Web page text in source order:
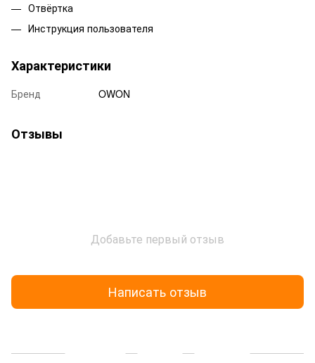
Отвёртка
Инструкция пользователя
Характеристики
Бренд OWON
Отзывы
Добавьте первый отзыв
Написать отзыв